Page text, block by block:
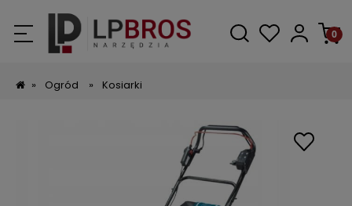
» Ogród » Kosiarki